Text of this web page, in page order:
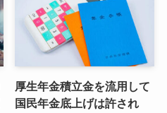
厚生年金積立金を流用して
国民年金底上げは許され